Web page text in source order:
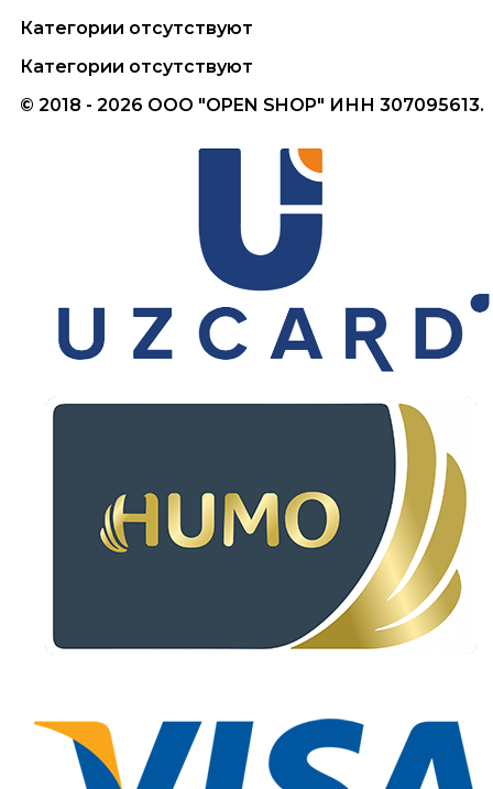
Категории отсутствуют
Категории отсутствуют
© 2018 - 2026 ООО "OPEN SHOP" ИНН 307095613.